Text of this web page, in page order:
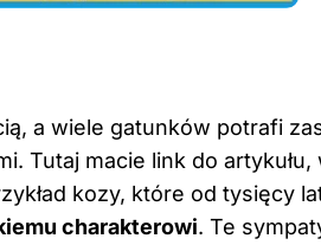
a wiele gatunków potrafi
Tutaj macie link do artykułu,
kozy, które od tysięcy
charakterowi. Te